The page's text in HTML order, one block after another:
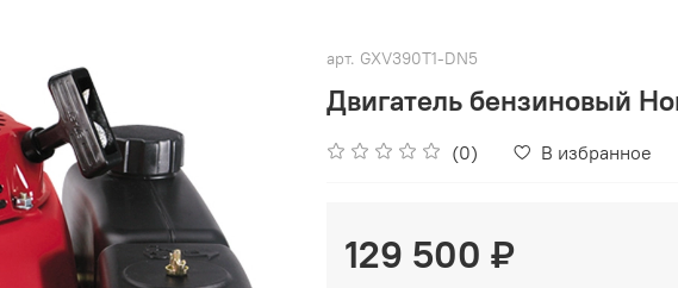
арт. GXV390T1-DN5
Двигатель бензиновый
(0) В избранное
129 500 ₽